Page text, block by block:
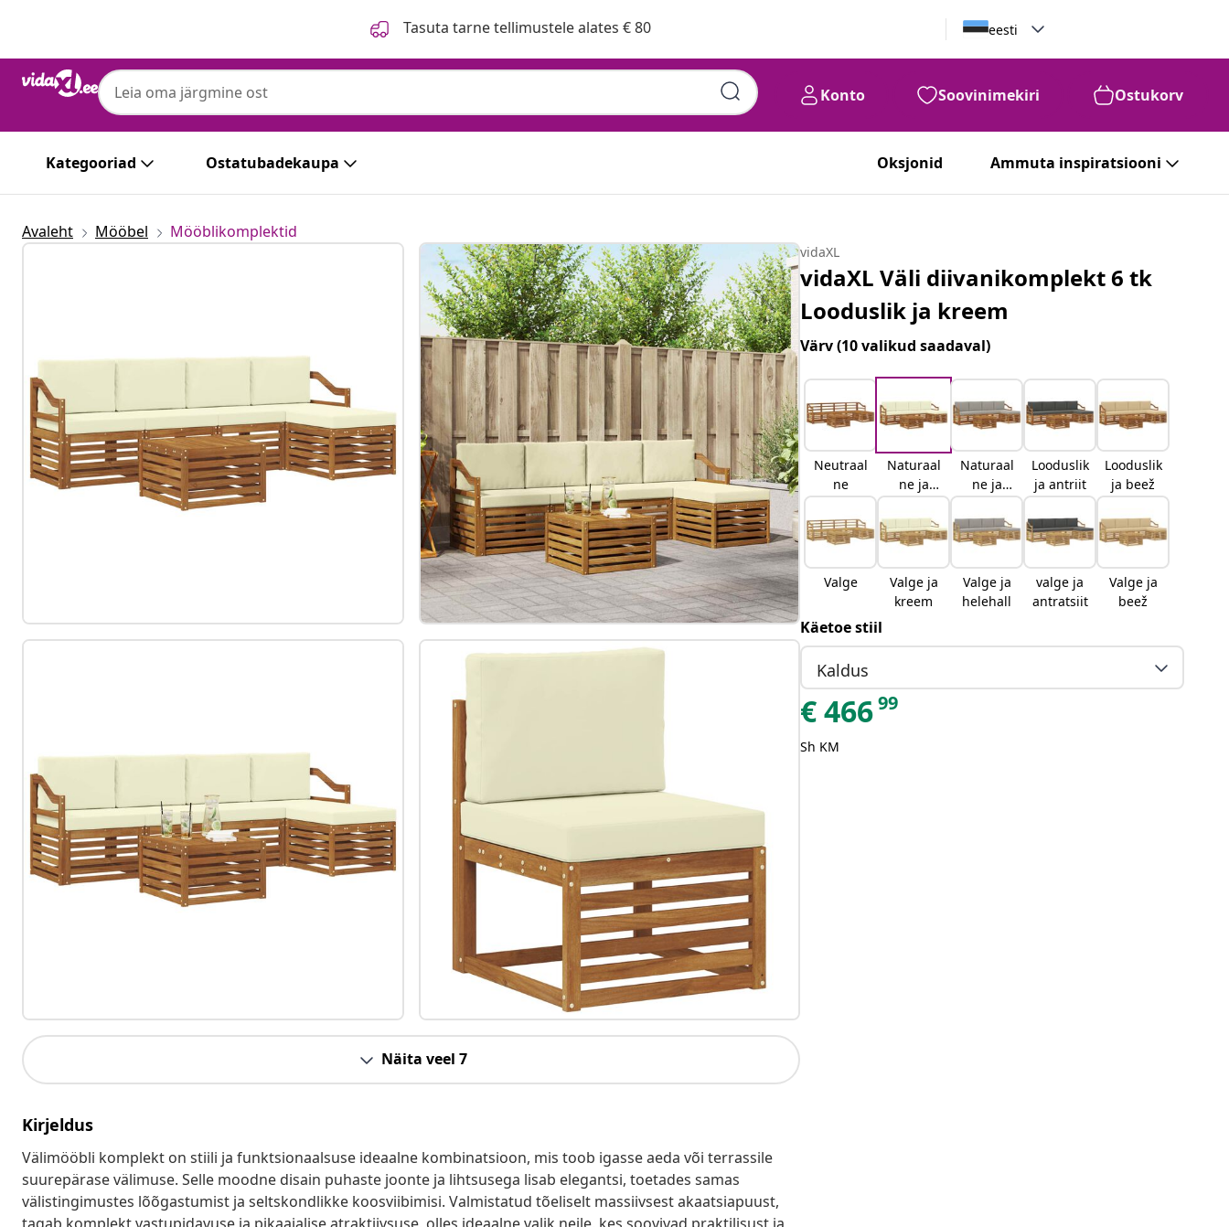
Tasuta tarne tellimustele alates € 80 eesti
Konto Soovinimekiri Ostukorv
Kategooriad Ostatubadekaupa Oksjonid Ammuta inspiratsiooni
Avaleht Mööbel Mööblikomplektid
Näita veel 7
Kirjeldus
Välimööbli komplekt on stiili ja funktsionaalsuse ideaalne kombinatsioon, mis toob igasse aeda või terrassile
suurepärase välimuse. Selle moodne disain puhaste joonte ja lihtsusega lisab elegantsi, toetades samas
välistingimustes lõõgastumist ja seltskondlikke koosviibimisi. Valmistatud tõeliselt massiivsest akaatsiapuust,
vidaXL
vidaXL Väli diivanikomplekt 6 tk
Looduslik ja kreem
Värv(10 valikud saadaval)
Neutraal
ne
Naturaal
ne ja
kreemjas
Naturaal
ne ja
helehall
Looduslik
ja antriit
Looduslik
ja beež
Valge
Valge ja
kreem
Valge ja
helehall
valge ja
antratsiit
Valge ja
beež
Käetoe stiil
Kaldus
€46699
Sh KM